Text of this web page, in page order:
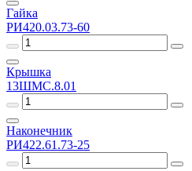
Гайка
РИ420.03.73-60
Крышка
13ШМС.8.01
Наконечник
РИ422.61.73-25